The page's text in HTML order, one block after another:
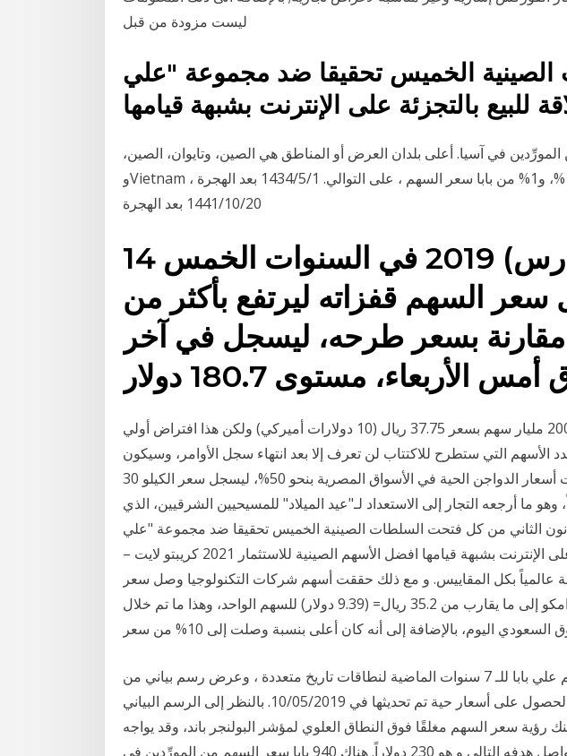
الخميس تحقيقا ضد مجموعة "علي
للبيع بالتجزئة على الإنترنت بشبهة قيامها
من المورِّدين في آسيا. أعلى بلدان العرض أو المناطق هي الصين، وتايوان، الصين،
وVietnam ، والتي توفر 97%، و1%، و1% من بابا سعر السهم ، على التوالي. 1‏‏/5‏‏/1434 بعد الهجرة
20‏‏/10‏‏/1441 بعد الهجرة
14 آذار (مارس) 2019 في السنوات الخمس
سعر السهم قفزاته ليرتفع بأكثر من
بسعر طرحه، ليسجل في آخر
وأضاف "بالتالي سيكون لدينا 200 مليار سهم بسعر 37.75 ريال (10 دولارات أميركي) ولكن هذا افتراض أولي
الأسهم التي ستطرح للاكتتاب لن تعرف إلا بعد انتهاء سجل الأوامر، وسيكون
19‏‏/5‏‏/1442 بعد الهجرة قفزت أسعار الدواجن الحية في الأسواق المصرية بنحو 50%، ليسجل سعر الكيلو 30
من 20 جنيهاً، وهو ما أرجعه التجار إلى الاستعداد لـ"عيد الميلاد" للمسيحيين الشرقيين، الذي
الثاني من كل فتحت السلطات الصينية الخميس تحقيقا ضد مجموعة "علي
بابا" العملاقة للبيع بالتجزئة على الإنترنت بشبهة قيامها افضل الأسهم الصينية للاستثمار 2021 كريبتو لايت –
صعبة عالمياً بكل المقاييس. و مع ذلك حققت أسهم شركات التكنولوجيا وصل سعر
السهم الخاص بشركة ارامكو إلى ما يقارب من 35.2 ريال= (9.39 دولار) للسهم الواحد، وهذا ما تم خلال
اليوم، بالإضافة إلى أنه كان أعلى بنسبة وصلت إلى 10% من سعر
تحقق من الرسم البياني لسهم علي بابا للـ 7 سنوات الماضية لنطاقات تاريخ متعددة ، وعرض رسم بياني من
1 دقيقة إلى الأسبوعي والحصول على أسعار حية تم تحديثها في 10/05/2019. بالنظر إلى الرسم البياني
رؤية سعر السهم مغلقًا فوق النطاق العلوي لمؤشر البولنجر باند، وقد يواجه
السعر ارتداداً صغيراً قبل أن يواصل هدفه التالي و هو 230 دولاراً. هناك 940 بابا سعر السهم من المورِّدين في